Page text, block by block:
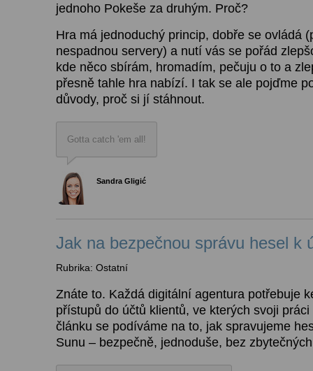
jednoho Pokeše za druhým. Proč?
Hra má jednoduchý princip, dobře se ovládá
nespadnou servery) a nutí vás se pořád
kde něco sbírám, hromadím, pečuju o to a
přesně tahle hra nabízí. I tak se ale pojďme
důvody, proč si jí stáhnout.
Gotta catch 'em all!
Sandra Gligić
Jak na bezpečnou správu hesel k
Rubrika: Ostatní
Znáte to. Každá digitální agentura potřebuje
přístupů do účtů klientů, ve kterých svoji
článku se podíváme na to, jak spravujeme
Sunu – bezpečně, jednoduše, bez